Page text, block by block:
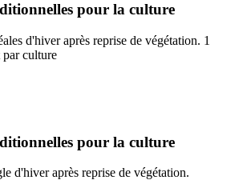
pour la culture
d'hiver après reprise de végétation. 1
par culture
pour la culture
d'hiver après reprise de végétation.